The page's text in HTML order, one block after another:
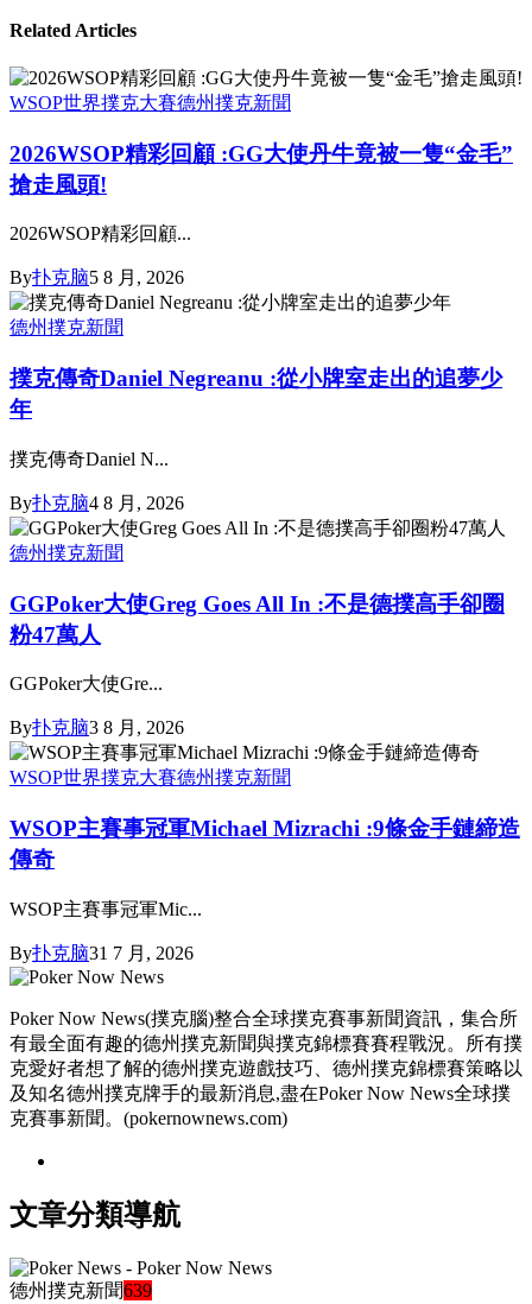
Related Articles
WSOP世界撲克大賽德州撲克新聞
2026WSOP精彩回顧 :GG大使丹牛竟被一隻“金毛”
搶走風頭!
2026WSOP精彩回顧...
By扑克脑5 8 月, 2026
德州撲克新聞
撲克傳奇Daniel Negreanu :從小牌室走出的追夢少
年
撲克傳奇Daniel N...
By扑克脑4 8 月, 2026
德州撲克新聞
GGPoker大使Greg Goes All In :不是德撲高手卻圈
粉47萬人
GGPoker大使Gre...
By扑克脑3 8 月, 2026
WSOP世界撲克大賽德州撲克新聞
WSOP主賽事冠軍Michael Mizrachi :9條金手鏈締造
傳奇
WSOP主賽事冠軍Mic...
By扑克脑31 7 月, 2026
Poker Now News(撲克腦)整合全球撲克賽事新聞資訊，集合所
有最全面有趣的德州撲克新聞與撲克錦標賽賽程戰況。所有撲
克愛好者想了解的德州撲克遊戲技巧、德州撲克錦標賽策略以
及知名德州撲克牌手的最新消息,盡在Poker Now News全球撲
克賽事新聞。(pokernownews.com)
文章分類導航
德州撲克新聞639